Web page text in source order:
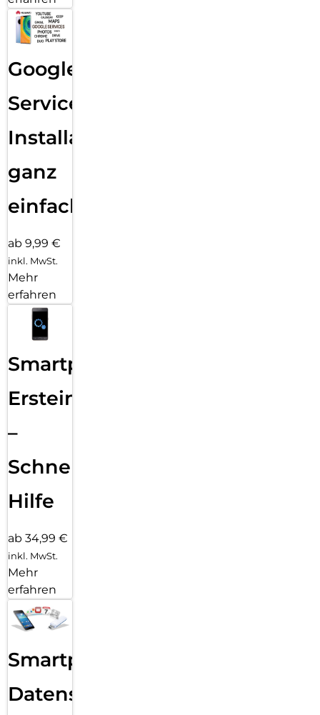
Google
Services
Installation
ganz
einfach
ab 9,99 €
inkl. MwSt.
Mehr
erfahren
Smartphone
Ersteinrichtung
–
Schnelle
Hilfe
ab 34,99 €
inkl. MwSt.
Mehr
erfahren
Smartphone
Datensicherung